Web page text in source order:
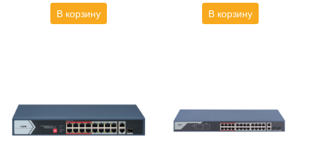
В корзину В корзину